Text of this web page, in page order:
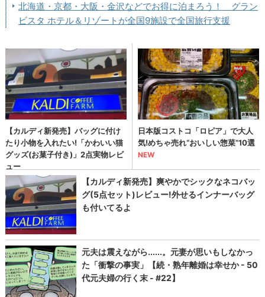
北海道・京都・大阪・金沢などでお得に泊まろう！ グラン
ビスタ ホテル＆リゾートが全国9施設で全国旅行支援